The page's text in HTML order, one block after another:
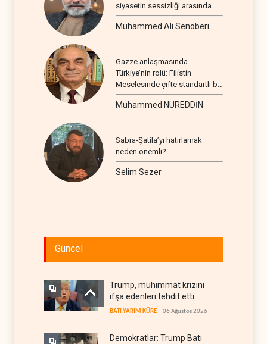
siyasetin sessizliği arasında
Muhammed Ali Senoberi
Gazze anlaşmasında
Türkiye’nin rolü: Filistin
Meselesinde çifte standartlı bir
seyir
Muhammed NUREDDİN
Sabra-Şatila’yı hatırlamak
neden önemli?
Selim Sezer
Güncel
Trump, mühimmat krizini
ifşa edenleri tehdit etti
BATI YARIM KÜRE 06 Ağustos 2026
Demokratlar: Trump Batı